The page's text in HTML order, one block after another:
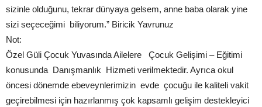
sizinle olduğunu, tekrar dünyaya gelsem, anne baba olarak yine
sizi seçeceğimi biliyorum.” Biricik Yavrunuz
Not:
Özel Güli Çocuk Yuvasında Ailelere Çocuk Gelişimi – Eğitimi
konusunda Danışmanlık Hizmeti verilmektedir. Ayrıca okul
öncesi dönemde ebeveynlerimizin evde çocuğu ile kaliteli vakit
geçirebilmesi için hazırlanmış çok kapsamlı gelişim destekleyici